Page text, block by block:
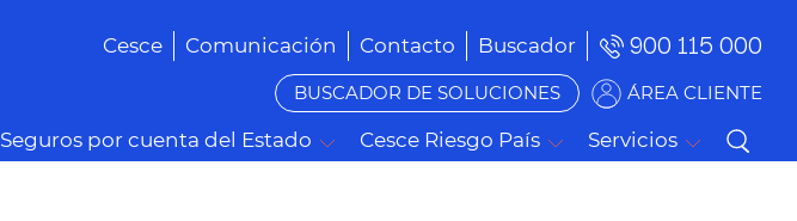
Cesce Comunicación Contacto Buscador 900 115 000
BUSCADOR DE SOLUCIONES ÁREA CLIENTE
Seguros por cuenta del Estado Cesce Riesgo País Servicios